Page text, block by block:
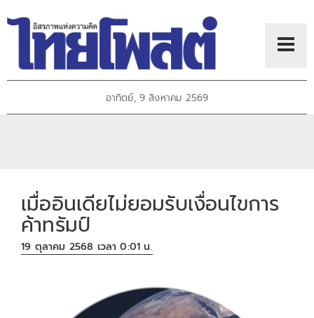
อาทิตย์, 9 สิงหาคม 2569
เมื่ออินเดียไม่ยอมรับเงื่อนไขการ
ค้าทรัมป์
19 ตุลาคม 2568 เวลา 0:01 น.